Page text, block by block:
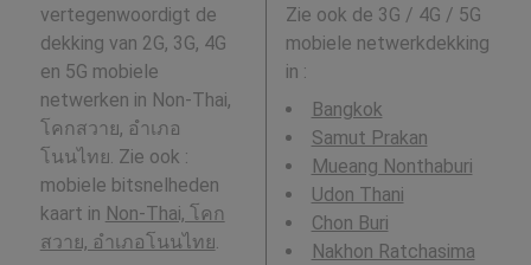
vertegenwoordigt de
dekking van 2G, 3G, 4G
en 5G mobiele
netwerken in Non-Thai,
โคกสวาย, อำเภอ
โนนไทย. Zie ook :
mobiele bitsnelheden
kaart in Non-Thai, โคก
สวาย, อำเภอโนนไทย.
Zie ook de 3G / 4G / 5G
mobiele netwerkdekking
in :
Bangkok
Samut Prakan
Mueang Nonthaburi
Udon Thani
Chon Buri
Nakhon Ratchasima